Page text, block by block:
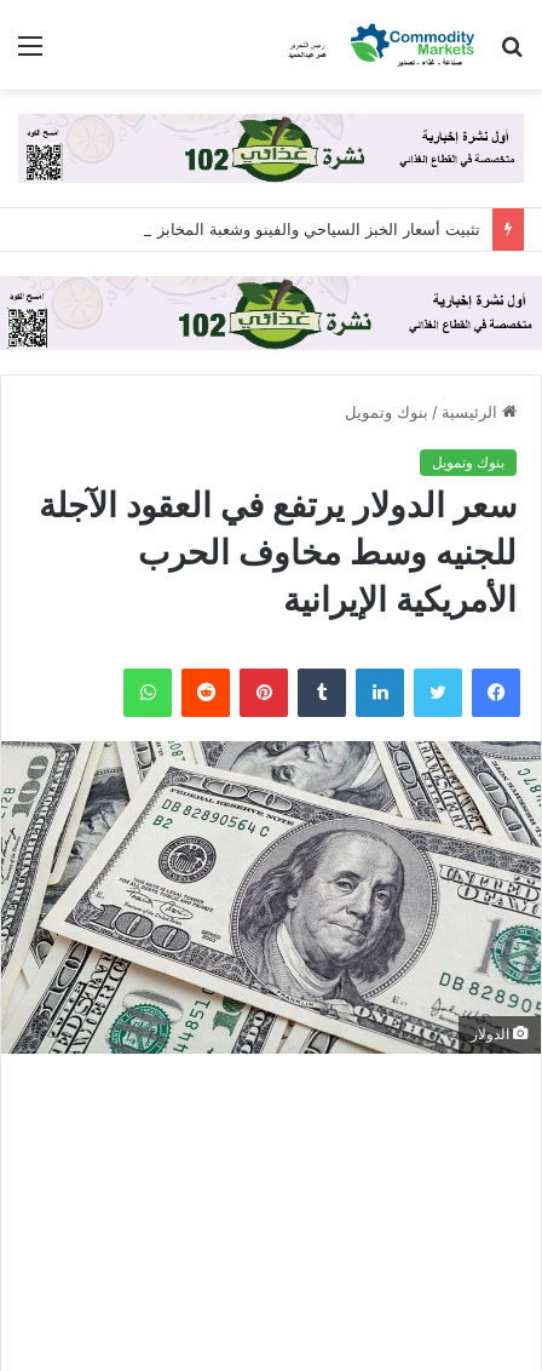
بحث
الرئيسية / بنوك وتمويل
بنوك وتمويل
سعر الدولار يرتفع في العقود الآجلة
للجنيه وسط مخاوف الحرب
الأمريكية الإيرانية
فيسبوك تويتر لينكدإن بينتيريست واتساب
الدولار